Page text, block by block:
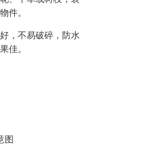
件。
，不易破碎，防水
佳。
图